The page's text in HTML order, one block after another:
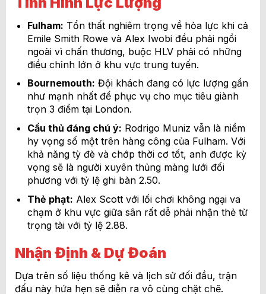
Fulham: Tổn thất nghiêm trọng về hỏa lực khi cả
Emile Smith Rowe và Alex Iwobi đều phải ngồi
ngoài vì chấn thương, buộc HLV phải có những
điều chỉnh lớn ở khu vực trung tuyến.
Bournemouth: Đội khách đang có lực lượng gần
như mạnh nhất để phục vụ cho mục tiêu giành
trọn 3 điểm tại London.
Cầu thủ đáng chú ý: Rodrigo Muniz vẫn là niềm
hy vọng số một trên hàng công của Fulham. Với
khả năng tỳ đè và chớp thời cơ tốt, anh được kỳ
vọng sẽ là người xuyên thủng màng lưới đối
phương với tỷ lệ ghi bàn 2.50.
Thẻ phạt: Alex Scott với lối chơi không ngại va
chạm ở khu vực giữa sân rất dễ phải nhận thẻ từ
trọng tài với tỷ lệ 2.88.
Nhận Định & Dự Đoán
Dựa trên số liệu thống kê và lịch sử đối đầu, trận
đấu này hứa hẹn sẽ diễn ra vô cùng chặt chẽ.